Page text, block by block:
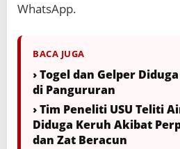
WhatsApp.
BACA JUGA
› Togel dan Gelper
di Pangururan
› Tim Peneliti USU Teliti
Diduga Keruh Akibat
dan Zat Beracun